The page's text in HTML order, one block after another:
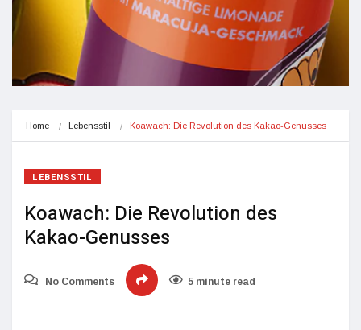
Home Lebensstil Koawach: Die Revolution des Kakao-Genusses
LEBENSSTIL
Koawach: Die Revolution des
Kakao-Genusses
No Comments 5 minute read